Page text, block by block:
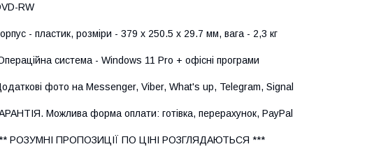
RW
- пластик, розміри - 379 x 250.5 x 29.7 мм, вага - 2,3 кг
система - Windows 11 Pro + офісні програми
фото на Messenger, Viber, What's up, Telegram, Signal
Можлива форма оплати: готівка, перерахунок, PayPal
РОЗУМНІ ПРОПОЗИЦІЇ ПО ЦІНІ РОЗГЛЯДАЮТЬСЯ ***